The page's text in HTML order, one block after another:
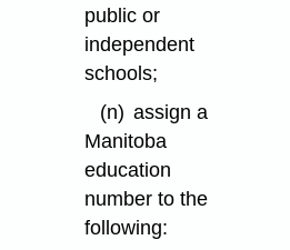
public or
independent
schools;
(n) assign a
Manitoba
education
number to the
following: